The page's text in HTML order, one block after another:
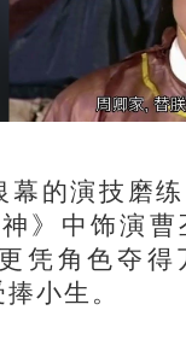
的演技磨练
》中饰演曹
凭角色夺得
小生。